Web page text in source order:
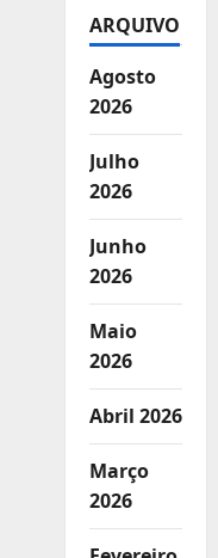
ARQUIVO
Agosto
2026
Julho
2026
Junho
2026
Maio
2026
Abril 2026
Março
2026